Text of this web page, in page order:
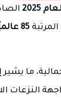
2025
85 عالميًا من أصل 143 دولة
النزعات